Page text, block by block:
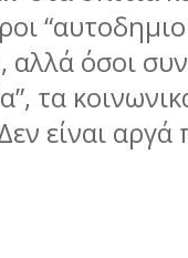
όσοι
τα
είναι αργά